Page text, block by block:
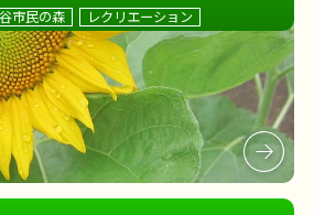
のお花などさまざまな作品を教
の花、 あさが […]
市民の森 レクリエーション